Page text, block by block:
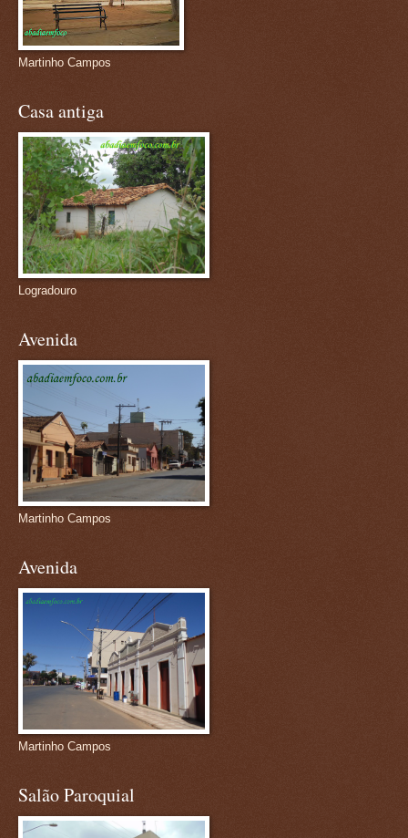
Martinho Campos
Casa antiga
Logradouro
Avenida
Martinho Campos
Avenida
Martinho Campos
Salão Paroquial